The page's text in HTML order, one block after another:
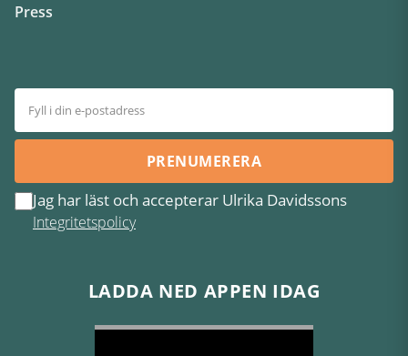
Press
PRENUMERERA
Jag har läst och accepterar Ulrika Davidssons
Integritetspolicy
LADDA NED APPEN IDAG